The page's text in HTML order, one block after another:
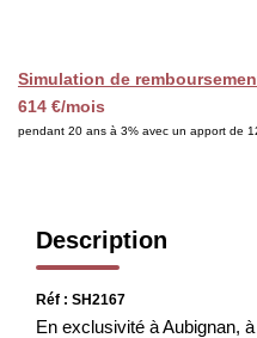
Simulation de
614 €/mois
pendant 20 ans à 3% avec un apport de
Description
Réf : SH2167
En exclusivité à Aubignan,